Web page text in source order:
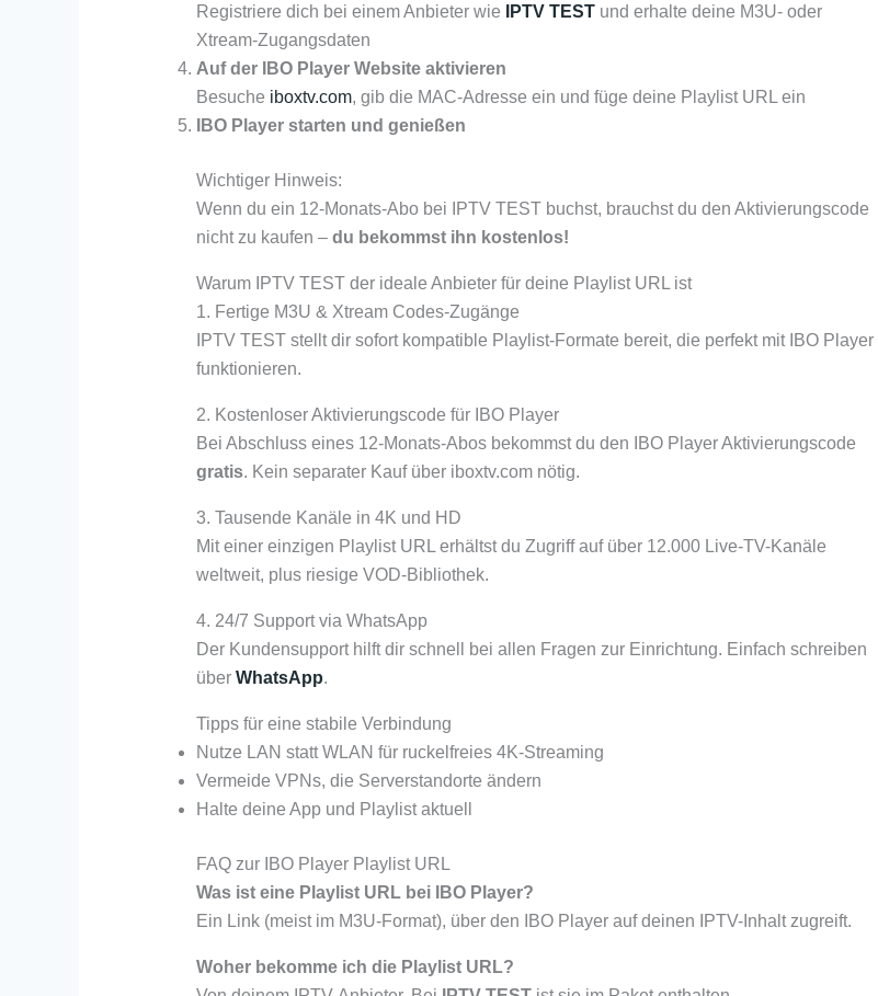
Registriere dich bei einem Anbieter wie
IPTV TESTund erhalte deine M3U- oder
Xtream-Zugangsdaten
Auf der IBO Player Website aktivieren
Besuche iboxtv.com, gib die MAC-Adresse ein und füge deine Playlist URL ein
IBO Player starten und genießen
Wichtiger Hinweis:
Wenn du ein 12-Monats-Abo bei IPTV TEST buchst, brauchst du den Aktivierungscode
nicht zu kaufen – du bekommst ihn kostenlos!
Warum IPTV TEST der ideale Anbieter für deine Playlist URL ist
1. Fertige M3U & Xtream Codes-Zugänge
IPTV TEST stellt dir sofort kompatible Playlist-Formate bereit, die perfekt mit IBO Player
funktionieren.
2. Kostenloser Aktivierungscode für IBO Player
Bei Abschluss eines 12-Monats-Abos bekommst du den IBO Player Aktivierungscode
gratis. Kein separater Kauf über iboxtv.com nötig.
3. Tausende Kanäle in 4K und HD
Mit einer einzigen Playlist URL erhältst du Zugriff auf über 12.000 Live-TV-Kanäle
weltweit, plus riesige VOD-Bibliothek.
4. 24/7 Support via WhatsApp
Der Kundensupport hilft dir schnell bei allen Fragen zur Einrichtung. Einfach schreiben
über WhatsApp.
Tipps für eine stabile Verbindung
Nutze LAN statt WLAN für ruckelfreies 4K-Streaming
Vermeide VPNs, die Serverstandorte ändern
Halte deine App und Playlist aktuell
FAQ zur IBO Player Playlist URL
Was ist eine Playlist URL bei IBO Player?
Ein Link (meist im M3U-Format), über den IBO Player auf deinen IPTV-Inhalt zugreift.
Woher bekomme ich die Playlist URL?